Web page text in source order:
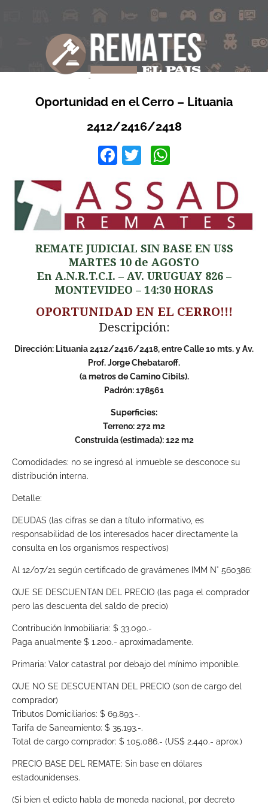
Oportunidad en el Cerro – Lituania
2412/2416/2418
Facebook
Twitter
REMATE JUDICIAL SIN BASE EN U$S
MARTES 10 de AGOSTO
En A.N.R.T.C.I. – AV. URUGUAY 826 –
MONTEVIDEO – 14:30 HORAS
OPORTUNIDAD EN EL CERRO!!!
Descripción:
Dirección: Lituania 2412/2416/2418, entre Calle 10 mts. y Av.
Prof. Jorge Chebataroff.
(a metros de Camino Cibils).
Padrón: 178561
Superficies:
Terreno: 272 m2
Construida (estimada): 122 m2
Comodidades: no se ingresó al inmueble se desconoce su
distribución interna.
Detalle:
DEUDAS (las cifras se dan a título informativo, es
responsabilidad de los interesados hacer directamente la
consulta en los organismos respectivos)
Al 12/07/21 según certificado de gravámenes IMM N° 560386:
QUE SE DESCUENTAN DEL PRECIO (las paga el comprador
pero las descuenta del saldo de precio)
Contribución Inmobiliaria: $ 33.090.-
Paga anualmente $ 1.200.- aproximadamente.
Primaria: Valor catastral por debajo del mínimo imponible.
QUE NO SE DESCUENTAN DEL PRECIO (son de cargo del
comprador)
Tributos Domiciliarios: $ 69.893.-.
Tarifa de Saneamiento: $ 35.193.-.
Total de cargo comprador: $ 105.086.- (US$ 2.440.- aprox.)
PRECIO BASE DEL REMATE: Sin base en dólares
estadounidenses.
(Si bien el edicto habla de moneda nacional, por decreto